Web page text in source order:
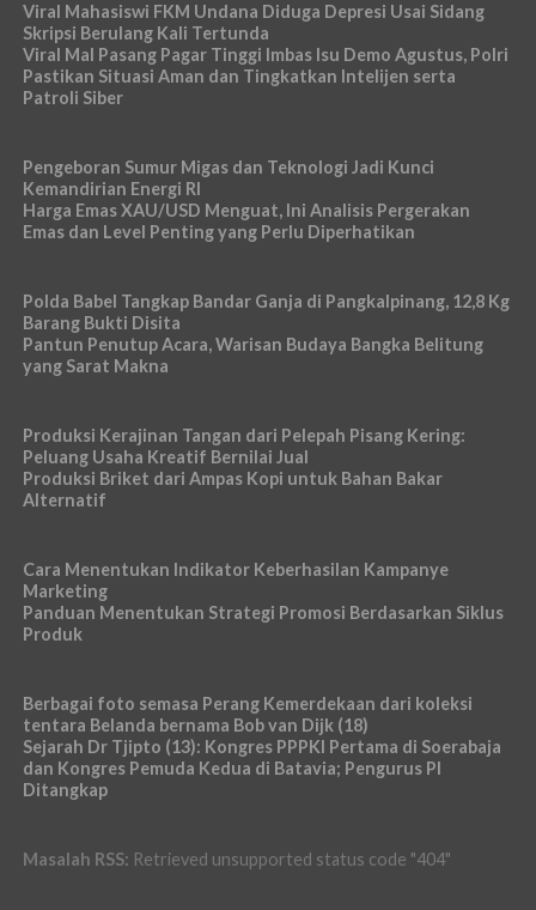
Viral Mahasiswi FKM Undana Diduga Depresi Usai Sidang
Skripsi Berulang Kali Tertunda
Viral Mal Pasang Pagar Tinggi Imbas Isu Demo Agustus, Polri
Pastikan Situasi Aman dan Tingkatkan Intelijen serta
Patroli Siber
Pengeboran Sumur Migas dan Teknologi Jadi Kunci
Kemandirian Energi RI
Harga Emas XAU/USD Menguat, Ini Analisis Pergerakan
Emas dan Level Penting yang Perlu Diperhatikan
Polda Babel Tangkap Bandar Ganja di Pangkalpinang, 12,8 Kg
Barang Bukti Disita
Pantun Penutup Acara, Warisan Budaya Bangka Belitung
yang Sarat Makna
Produksi Kerajinan Tangan dari Pelepah Pisang Kering:
Peluang Usaha Kreatif Bernilai Jual
Produksi Briket dari Ampas Kopi untuk Bahan Bakar
Alternatif
Cara Menentukan Indikator Keberhasilan Kampanye
Marketing
Panduan Menentukan Strategi Promosi Berdasarkan Siklus
Produk
Berbagai foto semasa Perang Kemerdekaan dari koleksi
tentara Belanda bernama Bob van Dijk (18)
Sejarah Dr Tjipto (13): Kongres PPPKI Pertama di Soerabaja
dan Kongres Pemuda Kedua di Batavia; Pengurus PI
Ditangkap
Masalah RSS: Retrieved unsupported status code "404"